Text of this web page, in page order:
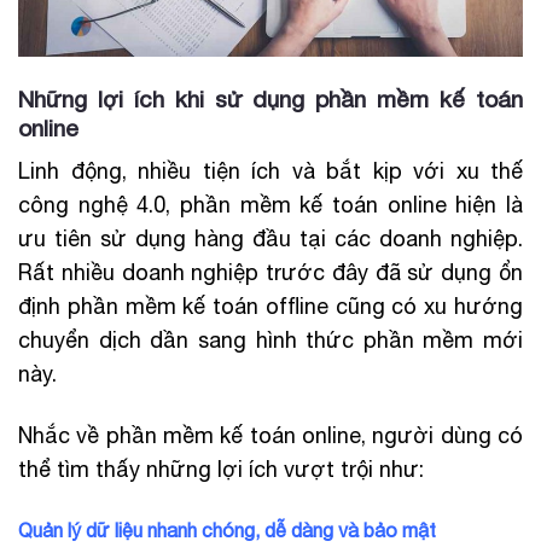
Những lợi ích khi sử dụng phần mềm kế toán
online
Linh động, nhiều tiện ích và bắt kịp với xu thế
công nghệ 4.0, phần mềm kế toán online hiện là
ưu tiên sử dụng hàng đầu tại các doanh nghiệp.
Rất nhiều doanh nghiệp trước đây đã sử dụng ổn
định phần mềm kế toán offline cũng có xu hướng
chuyển dịch dần sang hình thức phần mềm mới
này.
Nhắc về phần mềm kế toán online, người dùng có
thể tìm thấy những lợi ích vượt trội như:
Quản lý dữ liệu nhanh chóng, dễ dàng và bảo mật